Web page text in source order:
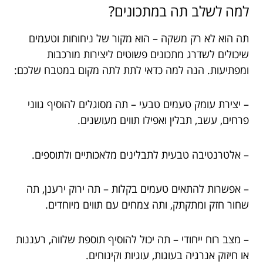
למה לשלב תה במתכונים?
תה הוא לא רק משקה – הוא מקור של ניחוחות וטעמים
שיכולים לשדרג מתכונים פשוטים ליצירות מורכבות
ומפתיעות. הנה למה כדאי לתת לתה מקום במטבח שלכם:
– יצירת עומק טעמים טבעי – תה מסוגלים להוסיף גווני
פרחים, עשב, תבלין ואפילו תווים מעושנים.
– אלטרנטיבה טבעית לתבלינים מלאכותיים ולתוספים.
– אפשרות להתאים טעמים בקלות – תה ירוק ירענן, תה
שחור חזק ומתקתק, ותה צמחים עם תווים מיוחדים.
– מצב רוח ייחודי – תה יכול להוסיף תוספת שלווה, רעננות
או חיזוק אנרגיה בעוגות, עוגיות וקינוחים.